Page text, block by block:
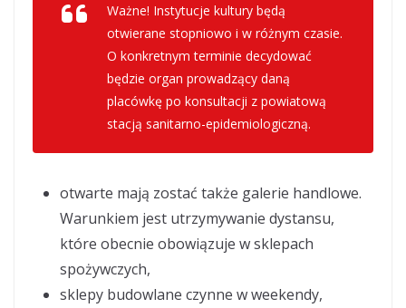
Ważne! Instytucje kultury będą
otwierane stopniowo i w różnym czasie.
O konkretnym terminie decydować
będzie organ prowadzący daną
placówkę po konsultacji z powiatową
stacją sanitarno-epidemiologiczną.
otwarte mają zostać także galerie handlowe.
Warunkiem jest utrzymywanie dystansu,
które obecnie obowiązuje w sklepach
spożywczych,
sklepy budowlane czynne w weekendy,